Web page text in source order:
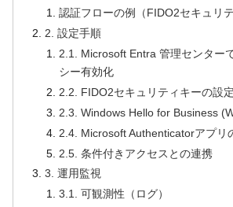
認証フローの例（FIDO2セキュリテ
2. 設定手順
2.1. Microsoft Entra 管理センター
シー有効化
2.2. FIDO2セキュリティキーの設
2.3. Windows Hello for Business
2.4. Microsoft Authenticatorアプリ
2.5. 条件付きアクセスとの連携
3. 運用監視
3.1. 可観測性（ログ）